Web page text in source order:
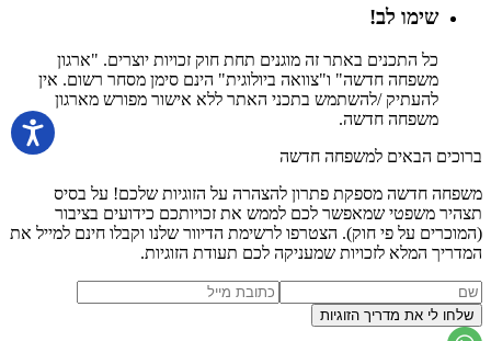
שימו לב!
כל התכנים באתר זה מוגנים תחת חוק זכויות יוצרים. "ארגון
משפחה חדשה" ו"צוואה ביולוגית" הינם סימן מסחר רשום. אין
להעתיק /להשתמש בתכני האתר ללא אישור מפורש מארגון
משפחה חדשה.
ברוכים הבאים למשפחה חדשה
משפחה חדשה מספקת פתרון להצהרה על הזוגיות שלכם! על בסיס
תצהיר משפטי שמאפשר לכם לממש את זכויותכם כידועים בציבור
(המוכרים על פי חוק). הצטרפו לרשימת הדיוור שלנו וקבלו חינם למייל את
המדריך המלא לזכויות שמעניקה לכם תעודת הזוגיות.